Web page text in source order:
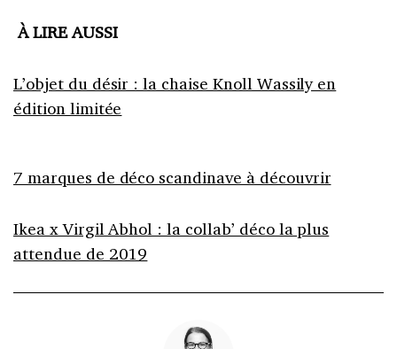
À LIRE AUSSI
L’objet du désir : la chaise Knoll Wassily en
édition limitée
7 marques de déco scandinave à découvrir
Ikea x Virgil Abhol : la collab’ déco la plus
attendue de 2019